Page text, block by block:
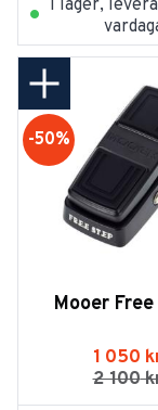
I lager,
Mooer
1 050
2 100
50%